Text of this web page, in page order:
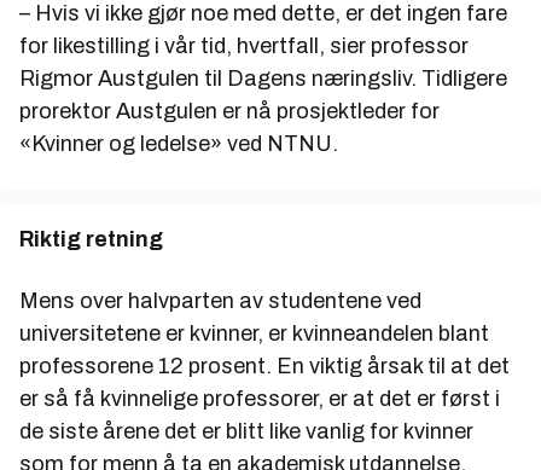
– Hvis vi ikke gjør noe med dette, er det ingen fare
for likestilling i vår tid, hvertfall, sier professor
Rigmor Austgulen til Dagens næringsliv. Tidligere
prorektor Austgulen er nå prosjektleder for
«Kvinner og ledelse» ved NTNU.
Riktig retning
Mens over halvparten av studentene ved
universitetene er kvinner, er kvinneandelen blant
professorene 12 prosent. En viktig årsak til at det
er så få kvinnelige professorer, er at det er først i
de siste årene det er blitt like vanlig for kvinner
som for menn å ta en akademisk utdannelse.